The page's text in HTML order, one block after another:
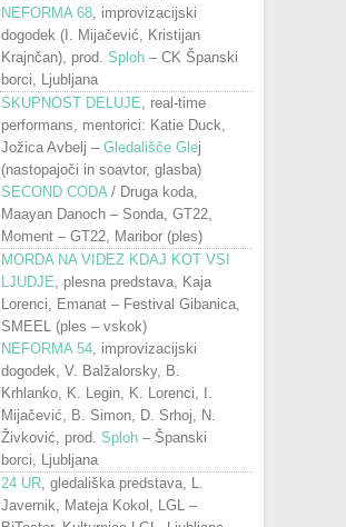
NEFORMA 68 , improvizacijski
dogodek (I. Mijačević, Kristijan
Krajnčan), prod. Sploh – CK Španski
borci, Ljubljana
SKUPNOST DELUJE , real-time
performans, mentorici: Katie Duck,
Jožica Avbelj – Gledališče Glej
(nastopajoči in soavtor, glasba)
SECOND CODA / Druga koda,
Maayan Danoch – Sonda, GT22,
Moment – GT22, Maribor (ples)
MORDA NA VIDEZ KDAJ KOT VSI
LJUDJE , plesna predstava, Kaja
Lorenci, Emanat – Festival Gibanica,
SMEEL (ples – vskok)
NEFORMA 54 , improvizacijski
dogodek, V. Balžalorsky, B.
Krhlanko, K. Legin, K. Lorenci, I.
Mijačević, B. Simon, D. Srhoj, N.
Živković, prod. Sploh – Španski
borci, Ljubljana
24 UR , gledališka predstava, L.
Javernik, Mateja Kokol, LGL –